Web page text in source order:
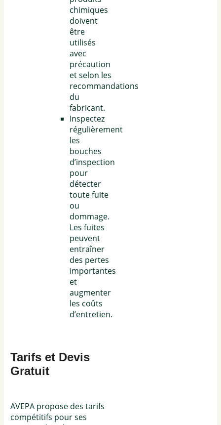
chimiques
doivent
être
utilisés
avec
précaution
et selon les
recommandations
du
fabricant.
Inspectez
régulièrement
les
bouches
d’inspection
pour
détecter
toute fuite
ou
dommage.
Les fuites
peuvent
entraîner
des pertes
importantes
et
augmenter
les coûts
d’entretien.
Tarifs et Devis
Gratuit
AVEPA propose des tarifs
compétitifs pour ses